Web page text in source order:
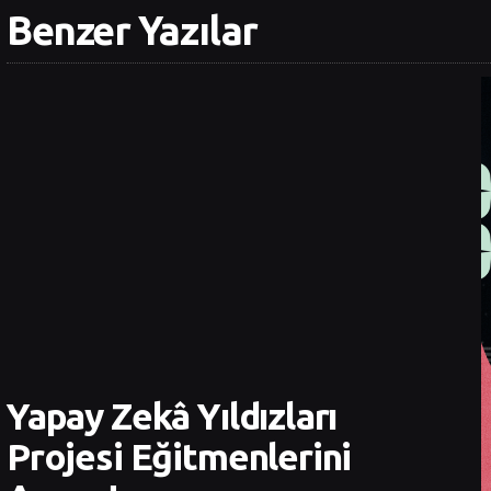
Benzer Yazılar
Yapay Zekâ Yıldızları
Projesi Eğitmenlerini